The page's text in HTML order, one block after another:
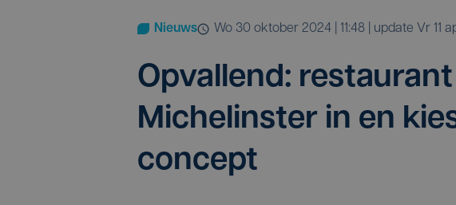
Nieuws wo 30 oktober 2024 | 11:48 | update vr 11
Opval­lend:
Miche­l­in­ster in en
concept